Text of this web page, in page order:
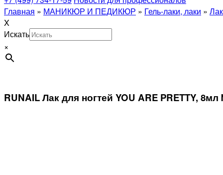
Главная » МАНИКЮР И ПЕДИКЮР » Гель-лаки, лаки »
X
Искать
×
RUNAIL Лак для ногтей YOU ARE PRETTY, 8мл